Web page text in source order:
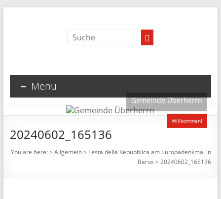
Menu
Gemeinde Überherrn
Willkommen!
20240602_165136
You are here:>Allgemein> Festa della Repubblica am Europadenkmal in
Berus >20240602_165136